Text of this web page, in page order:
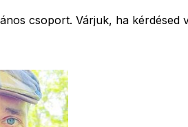
csoport. Várjuk, ha kérdésed